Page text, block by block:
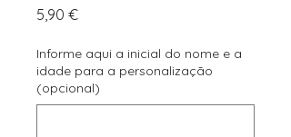
5,90 €Preço
Informe aqui a inicial do nome e a
idade para a personalização
(opcional)